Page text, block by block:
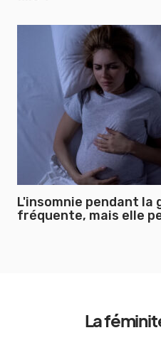
L'insomnie pendant la
fréquente, mais elle
La